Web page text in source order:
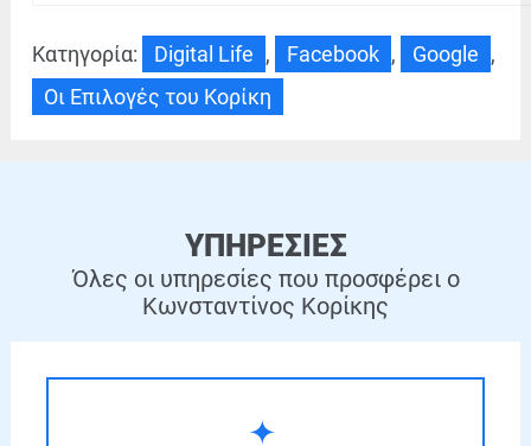
Κατηγορία: Digital Life , Facebook , Google ,
Οι Επιλογές του Κορίκη
ΥΠΗΡΕΣΙΕΣ
Όλες οι υπηρεσίες που προσφέρει ο
Κωνσταντίνος Κορίκης